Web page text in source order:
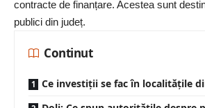
contracte de finanțare. Acestea sunt
publici din județ.
Continut
Ce investiții se fac în localitățile